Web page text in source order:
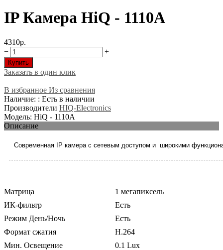
IP Камера HiQ - 1110A
4310р.
−
+
Купить
Заказать в один клик
В избранное Из сравнения
Наличие: : Есть в наличии
Производители HIQ-Electronics
Модель: HiQ - 1110A
Описание
Современная IP камера с сетевым доступом и широкими
Матрица
1 мегапиксель
ИК-фильтр
Есть
Режим День/Ночь
Есть
Формат сжатия
H.264
Мин. Освещение
0.1 Lux